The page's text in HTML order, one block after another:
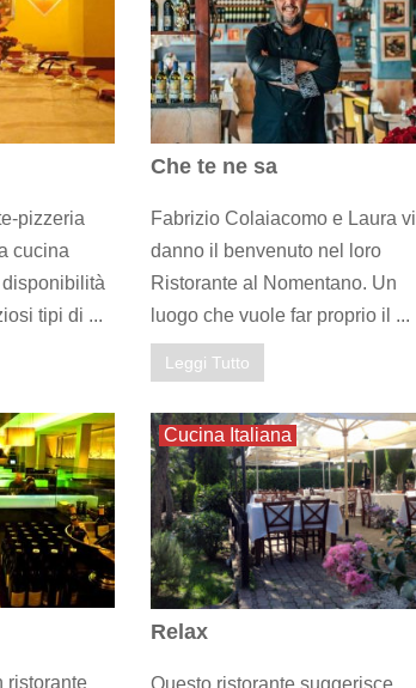
pizzeria
cucina
tipi di ...
Che te ne sa
Fabrizio Colaiacomo e Laura vi
danno il benvenuto nel loro
Ristorante al Nomentano. Un
luogo che vuole far proprio il ...
Leggi Tutto
ristorante
Cucina Italiana
Relax